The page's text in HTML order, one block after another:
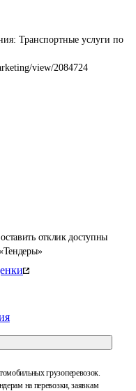
отклик доступны
грузоперевозок.
на перевозки, заявкам
Транспортные услуги по
view/2084724